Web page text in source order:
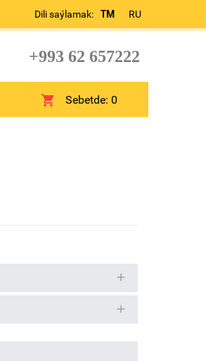
Dili saýlamak: TM RU
+993 62 657222
Sebetde:0